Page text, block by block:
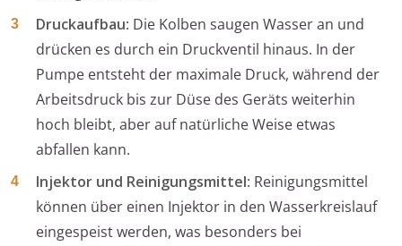
Druckaufbau: Die Kolben saugen Wasser an und
drücken es durch ein Druckventil hinaus. In der
Pumpe entsteht der maximale Druck, während der
Arbeitsdruck bis zur Düse des Geräts weiterhin
hoch bleibt, aber auf natürliche Weise etwas
abfallen kann.
Injektor und Reinigungsmittel: Reinigungsmittel
können über einen Injektor in den Wasserkreislauf
eingespeist werden, was besonders bei